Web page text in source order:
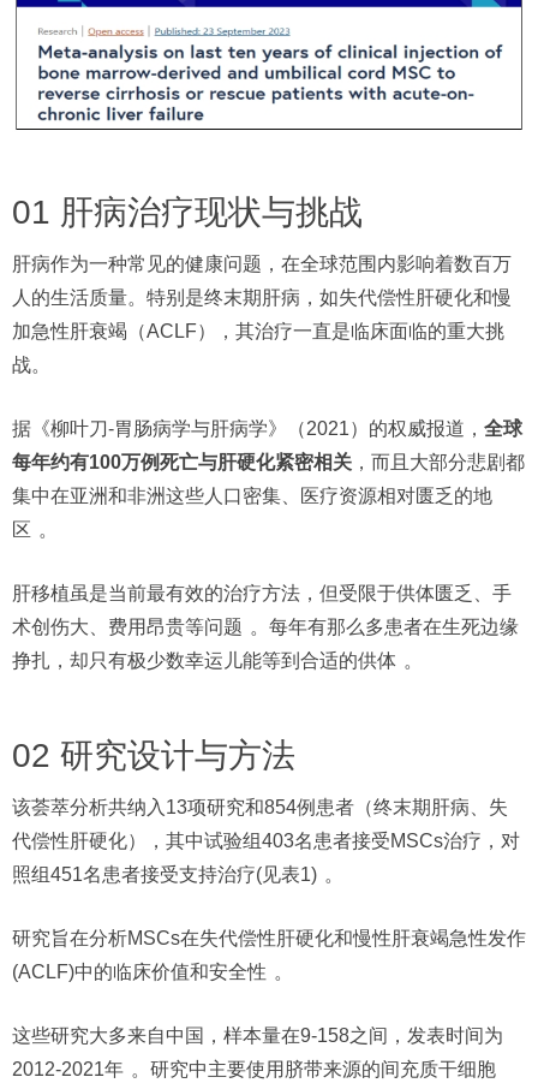
01 肝病治疗现状与挑战
肝病作为一种常见的健康问题，在全球范围内影响着数百万
人的生活质量。特别是终末期肝病，如失代偿性肝硬化和慢
加急性肝衰竭（ACLF），其治疗一直是临床面临的重大挑
战。
据《柳叶刀-胃肠病学与肝病学》（2021）的权威报道， 全球
每年约有100万例死亡与肝硬化紧密相关 ，而且大部分悲剧都
集中在亚洲和非洲这些人口密集、医疗资源相对匮乏的地
区 。
肝移植虽是当前最有效的治疗方法，但受限于供体匮乏、手
术创伤大、费用昂贵等问题 。每年有那么多患者在生死边缘
挣扎，却只有极少数幸运儿能等到合适的供体 。
02 研究设计与方法
该荟萃分析共纳入13项研究和854例患者（终末期肝病、失
代偿性肝硬化），其中试验组403名患者接受MSCs治疗，对
照组451名患者接受支持治疗(见表1) 。
研究旨在分析MSCs在失代偿性肝硬化和慢性肝衰竭急性发作
(ACLF)中的临床价值和安全性 。
这些研究大多来自中国，样本量在9-158之间，发表时间为
2012-2021年 。研究中主要使用脐带来源的间充质干细胞